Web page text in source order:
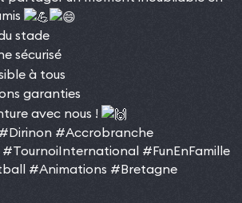
stade
sécurisé
à tous
garanties
avec nous !
#Dirinon #Accrobranche
#TournoiInternational #FunEnFamille
#Animations #Bretagne